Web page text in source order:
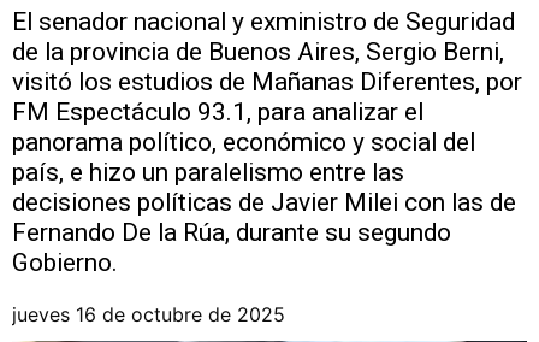
El senador nacional y exministro de Seguridad
de la provincia de Buenos Aires, Sergio Berni,
visitó los estudios de Mañanas Diferentes, por
FM Espectáculo 93.1, para analizar el
panorama político, económico y social del
país, e hizo un paralelismo entre las
decisiones políticas de Javier Milei con las de
Fernando De la Rúa, durante su segundo
Gobierno.
jueves 16 de octubre de 2025